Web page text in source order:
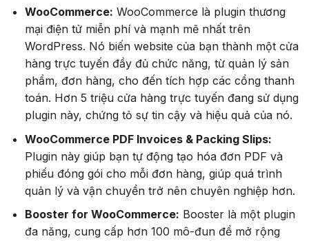
WooCommerce: WooCommerce là plugin thương
mại điện tử miễn phí và mạnh mẽ nhất trên
WordPress. Nó biến website của bạn thành một cửa
hàng trực tuyến đầy đủ chức năng, từ quản lý sản
phẩm, đơn hàng, cho đến tích hợp các cổng thanh
toán. Hơn 5 triệu cửa hàng trực tuyến đang sử dụng
plugin này, chứng tỏ sự tin cậy và hiệu quả của nó.
WooCommerce PDF Invoices & Packing Slips:
Plugin này giúp bạn tự động tạo hóa đơn PDF và
phiếu đóng gói cho mỗi đơn hàng, giúp quá trình
quản lý và vận chuyển trở nên chuyên nghiệp hơn.
Booster for WooCommerce: Booster là một plugin
đa năng, cung cấp hơn 100 mô-đun để mở rộng